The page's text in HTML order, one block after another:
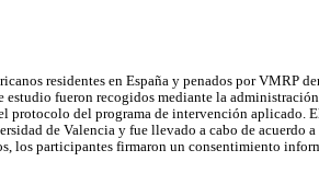
residentes en España y penados por VMRP
estudio fueron recogidos mediante la
protocolo del programa de intervención aplicado.
de Valencia y fue llevado a cabo de acuerdo
los participantes firmaron un consentimiento